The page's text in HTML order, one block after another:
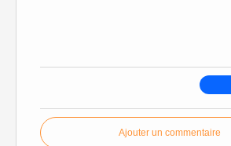
Ajouter un commentaire